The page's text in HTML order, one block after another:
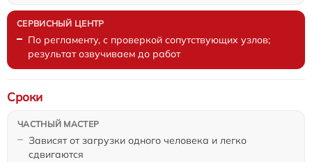
По регламенту, с проверкой сопутствующих узлов;
результат озвучиваем до работ
Зависят от загрузки одного человека и легко
сдвигаются
Сроки